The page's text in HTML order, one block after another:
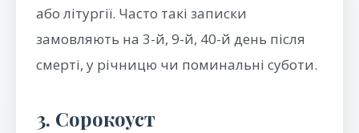
або літургії. Часто такі записки
замовляють на 3-й, 9-й, 40-й день після
смерті, у річницю чи поминальні суботи.
3. Сорокоуст